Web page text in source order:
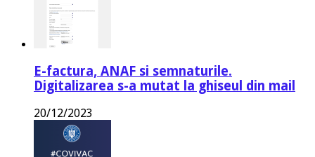
E-factura, ANAF si semnaturile.
Digitalizarea s-a mutat la ghiseul din mail
20/12/2023